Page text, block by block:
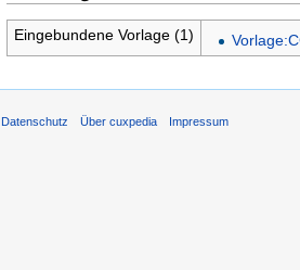
Eingebundene Vorlage (1)
Datenschutz Über cuxpedia Impressum